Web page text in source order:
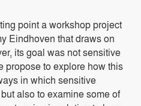
point a workshop project
Eindhoven that draws on
its goal was not sensitive
propose to explore how this
in which sensitive
also to examine some of